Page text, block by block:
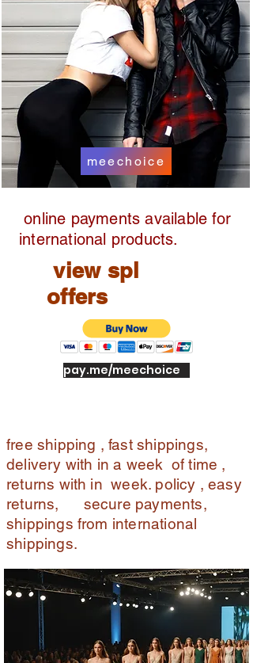
meechoice
online payments available for
international products.
view spl
offers
pay.me/meechoice
free shipping , fast shippings,
delivery with in a week of time ,
returns with in week. policy , easy
returns, secure payments,
shippings from international
shippings.